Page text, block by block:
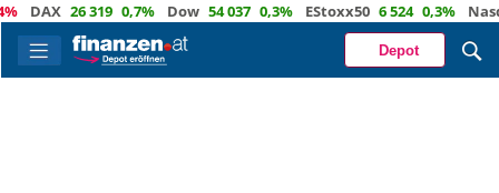
26 319 0,7% Dow 54 037 0,3% EStoxx50 6 524 0,3% Nasdaq
Depot